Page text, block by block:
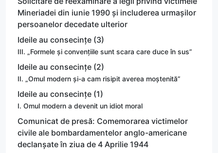
Mineriadei din iunie 1990 și includerea urmașilor
persoanelor decedate ulterior
Ideile au consecințe (3)
III. „Formele și convențiile sunt scara care duce în sus”
Ideile au consecințe (2)
II. „Omul modern și-a cam risipit averea moștenită”
Ideile au consecințe (1)
I. Omul modern a devenit un idiot moral
Comunicat de presă: Comemorarea victimelor
civile ale bombardamentelor anglo-americane
declanșate în ziua de 4 Aprilie 1944